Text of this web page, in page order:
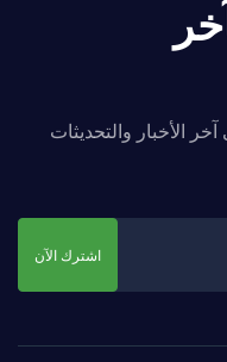
الأخبار والتحديثات
اشترك الآن